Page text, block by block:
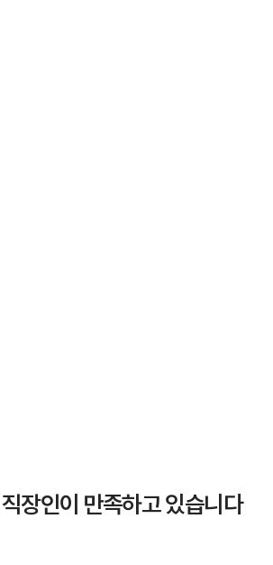
장인이 만족하고 있습니다